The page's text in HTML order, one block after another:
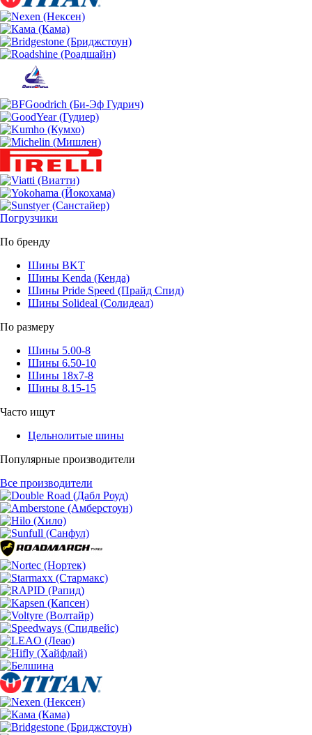
Погрузчики
По бренду
Шины BKT
Шины Kenda (Кенда)
Шины Pride Speed (Прайд Спид)
Шины Solideal (Солидеал)
По размеру
Шины 5.00-8
Шины 6.50-10
Шины 18x7-8
Шины 8.15-15
Часто ищут
Цельнолитые шины
Популярные производители
Все производители